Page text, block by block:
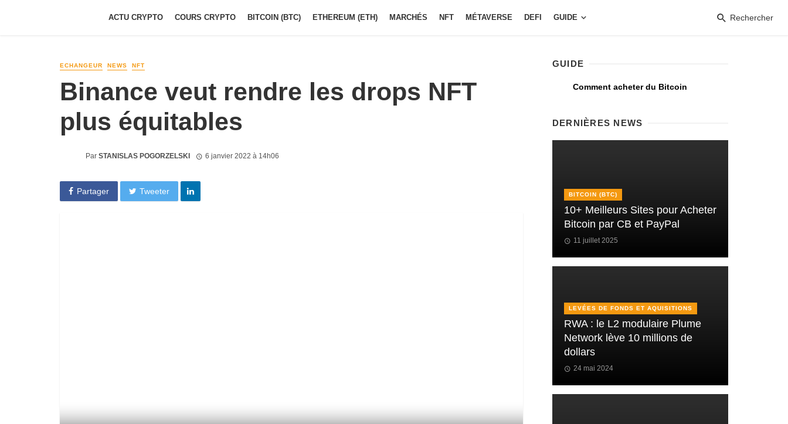
ACTU CRYPTO COURS CRYPTO BITCOIN (BTC) ETHEREUM (ETH) MARCHÉS NFT MÉTAVERSE DEFI GUIDE Rechercher
ECHANGEUR NEWS NFT
Binance veut rendre les drops NFT
plus équitables
Par STANISLAS POGORZELSKI 6 janvier 2022 à 14h06
Partager Tweeter
GUIDE
Comment acheter du Bitcoin
DERNIÈRES NEWS
BITCOIN (BTC)
10+ Meilleurs Sites pour Acheter
Bitcoin par CB et PayPal
11 juillet 2025
LEVÉES DE FONDS ET AQUISITIONS
RWA : le L2 modulaire Plume
Network lève 10 millions de
dollars
24 mai 2024